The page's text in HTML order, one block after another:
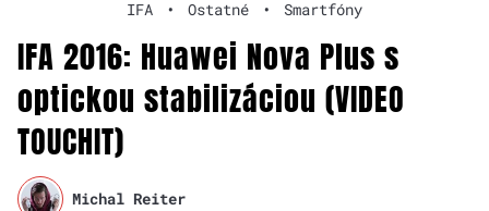
IFA
• Ostatné • Smartfóny
IFA 2016: Huawei Nova Plus s
optickou stabilizáciou (VIDEO
TOUCHIT)
Michal Reiter